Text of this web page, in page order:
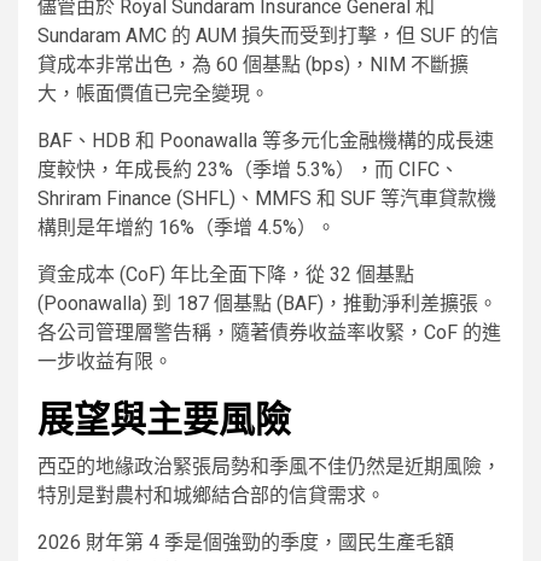
儘管由於 Royal Sundaram Insurance General 和
Sundaram AMC 的 AUM 損失而受到打擊，但 SUF 的信
貸成本非常出色，為 60 個基點 (bps)，NIM 不斷擴
大，帳面價值已完全變現。
BAF、HDB 和 Poonawalla 等多元化金融機構的成長速
度較快，年成長約 23%（季增 5.3%），而 CIFC、
Shriram Finance (SHFL)、MMFS 和 SUF 等汽車貸款機
構則是年增約 16%（季增 4.5%）。
資金成本 (CoF) 年比全面下降，從 32 個基點
(Poonawalla) 到 187 個基點 (BAF)，推動淨利差擴張。
各公司管理層警告稱，隨著債券收益率收緊，CoF 的進
一步收益有限。
展望與主要風險
西亞的地緣政治緊張局勢和季風不佳仍然是近期風險，
特別是對農村和城鄉結合部的信貸需求。
2026 財年第 4 季是個強勁的季度，國民生產毛額